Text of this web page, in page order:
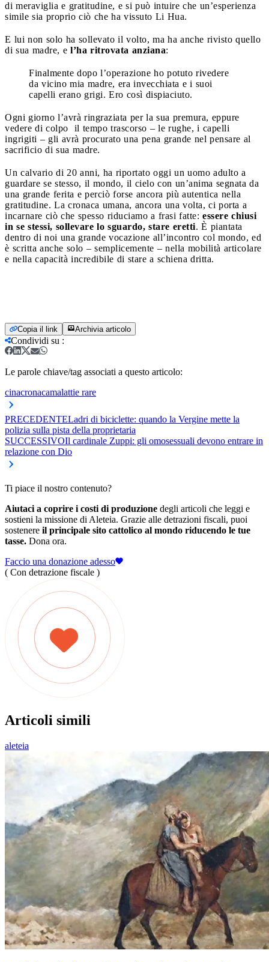
di meraviglia e gratitudine, e si può intuire che un’esperienza
simile sia proprio ciò che ha vissuto Li Hua.
E lui non solo ha sollevato il volto, ma ha anche rivisto quello
di sua madre, e l’ha ritrovata anziana:
Finalmente dopo l’operazione ho potuto rivedere
da vicino mia madre, era invecchiata e i suoi
capelli erano grigi. Ero così dispiaciuto.
Ogni giorno l’avrà ringraziata per la sua premura, eppure
vedere di colpo il tempo trascorso – le rughe, i capelli
ingrigiti – gli avrà procurato una pena grande nel pensare al
sacrificio di sua madre.
Un calvario di 20 anni, ha riportato oggi un uomo adulto a
guardare se stesso, il mondo, il cielo con un’anima segnata da
una grande ferita e perciò forse ancora più autentica nella
gratitudine. La cronaca umana, ancora una volta, ci porta a
incarnare ciò che spesso riduciamo a frasi fatte: essere chiusi
in se stessi, sollevare lo sguardo, stare eretti. È piantata
dentro di noi una grande vocazione all’incontro col mondo, ed
è scritta anche solo – semplicemente – nella mobilità articolare
e nella capacità incredibile di stare a schiena dritta.
Copia il link Archivia articolo
Condividi su :
Le parole chiave/tag associati a questo articolo:
cinacronacamalattie rare
PRECEDENTELadri di biciclette: quando la Vergine mette la
polizia sulla pista della proprietaria
SUCCESSIVOIl cardinale Zuppi: gli omosessuali devono entrare in
relazione con Dio
Ti piace il nostro contenuto?
Aiutaci a coprire i costi di produzione degli articoli che leggi e
sostieni la missione di Aleteia. Grazie alle detrazioni fiscali, puoi
sostenere il principale sito cattolico al mondo riducendo le tue
tasse. Dona ora.
Faccio una donazione adesso
( Con detrazione fiscale )
Articoli simili
aleteia